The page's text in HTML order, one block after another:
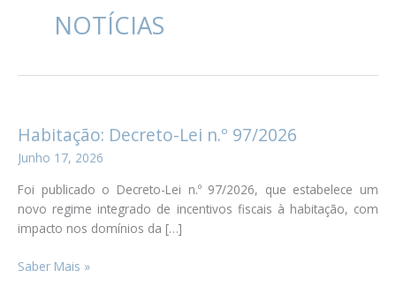
NOTÍCIAS
Habitação: Decreto-Lei n.º 97/2026
Junho 17, 2026
Foi publicado o Decreto-Lei n.º 97/2026, que estabelece um
novo regime integrado de incentivos fiscais à habitação, com
impacto nos domínios da […]
Habitação:
Saber Mais »